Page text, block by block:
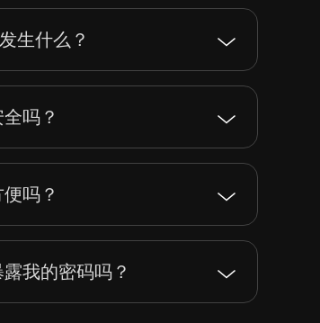
生什么？
吗？
吗？
我的密码吗？